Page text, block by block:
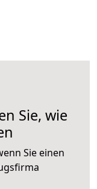
Sie, wie
Sie einen